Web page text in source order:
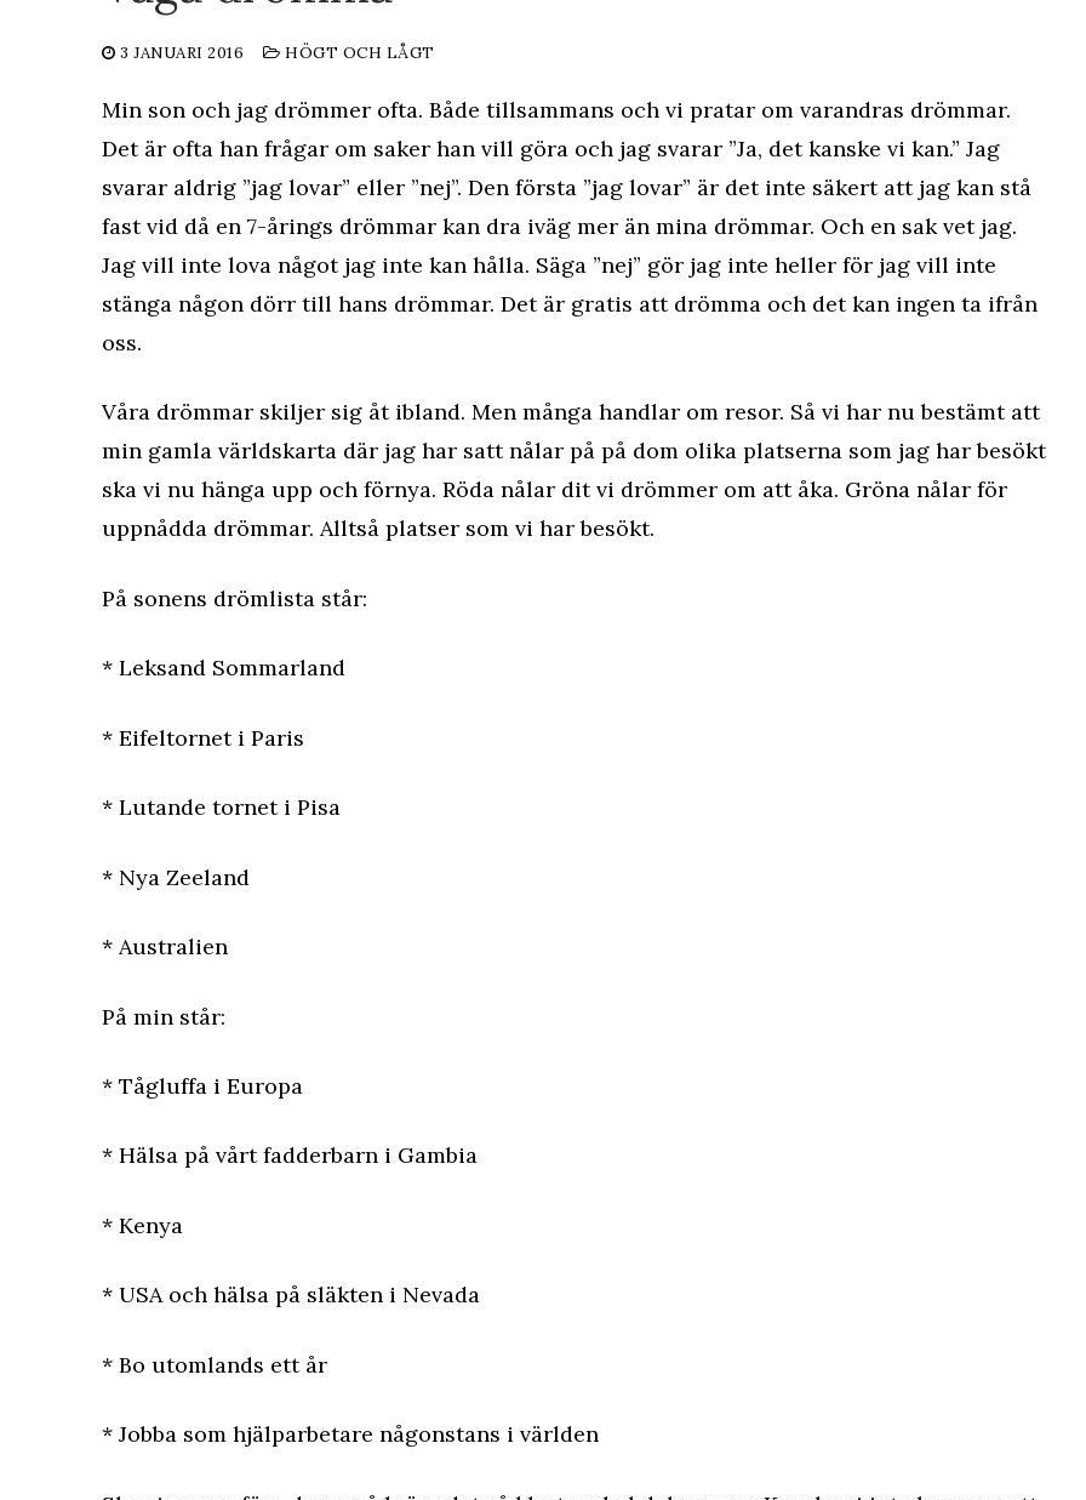
3 JANUARI 2016 HÖGT OCH LÅGT
Min son och jag drömmer ofta. Både tillsammans och vi pratar om varandras drömmar.
Det är ofta han frågar om saker han vill göra och jag svarar ”Ja, det kanske vi kan.” Jag
svarar aldrig ”jag lovar” eller ”nej”. Den första ”jag lovar” är det inte säkert att jag kan stå
fast vid då en 7-årings drömmar kan dra iväg mer än mina drömmar. Och en sak vet jag.
Jag vill inte lova något jag inte kan hålla. Säga ”nej” gör jag inte heller för jag vill inte
stänga någon dörr till hans drömmar. Det är gratis att drömma och det kan ingen ta ifrån
oss.
Våra drömmar skiljer sig åt ibland. Men många handlar om resor. Så vi har nu bestämt att
min gamla världskarta där jag har satt nålar på på dom olika platserna som jag har besökt
ska vi nu hänga upp och förnya. Röda nålar dit vi drömmer om att åka. Gröna nålar för
uppnådda drömmar. Alltså platser som vi har besökt.
På sonens drömlista står:
* Leksand Sommarland
* Eifeltornet i Paris
* Lutande tornet i Pisa
* Nya Zeeland
* Australien
På min står:
* Tågluffa i Europa
* Hälsa på vårt fadderbarn i Gambia
* Kenya
* USA och hälsa på släkten i Nevada
* Bo utomlands ett år
* Jobba som hjälparbetare någonstans i världen